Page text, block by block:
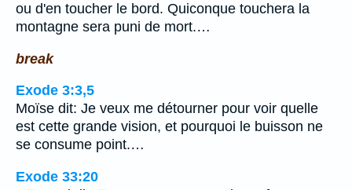
ou d'en toucher le bord. Quiconque touchera la
montagne sera puni de mort.…
break
Exode 3:3,5
Moïse dit: Je veux me détourner pour voir quelle
est cette grande vision, et pourquoi le buisson ne
se consume point.…
Exode 33:20